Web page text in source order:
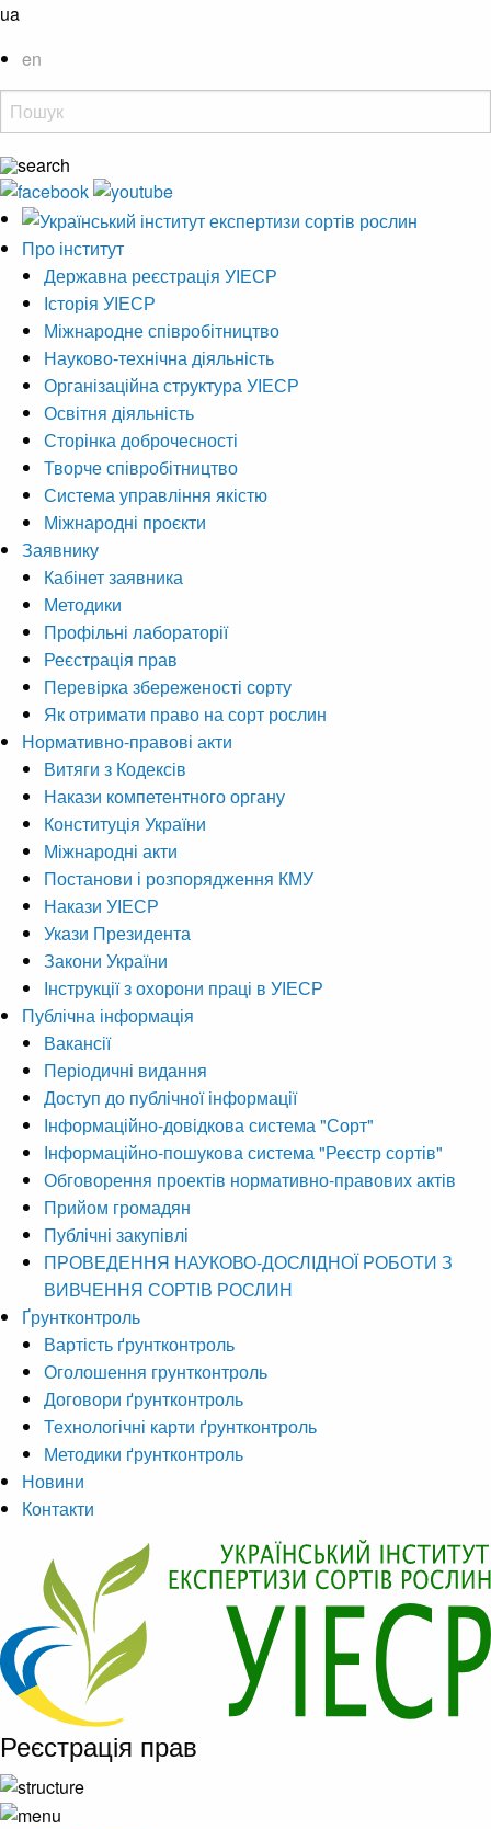
ua
en
Про інститут
Державна реєстрація УІЕСР
Історія УІЕСР
Міжнародне співробітництво
Науково-технічна діяльність
Організаційна структура УІЕСР
Освітня діяльність
Сторінка доброчесності
Творче співробітництво
Система управління якістю
Міжнародні проєкти
Заявнику
Кабінет заявника
Методики
Профільні лабораторії
Реєстрація прав
Перевірка збереженості сорту
Як отримати право на сорт рослин
Нормативно-правові акти
Витяги з Кодексів
Накази компетентного органу
Конституція України
Міжнародні акти
Постанови і розпорядження КМУ
Накази УІЕСР
Укази Президента
Закони України
Інструкції з охорони праці в УІЕСР
Публічна інформація
Вакансії
Періодичні видання
Доступ до публічної інформації
Інформаційно-довідкова система "Сорт"
Інформаційно-пошукова система "Реєстр сортів"
Обговорення проектів нормативно-правових актів
Прийом громадян
Публічні закупівлі
ПРОВЕДЕННЯ НАУКОВО-ДОСЛІДНОЇ РОБОТИ З
ВИВЧЕННЯ СОРТІВ РОСЛИН
Ґрунтконтроль
Вартість ґрунтконтроль
Оголошення грунтконтроль
Договори ґрунтконтроль
Технологічні карти ґрунтконтроль
Методики ґрунтконтроль
Новини
Контакти
Реєстрація прав